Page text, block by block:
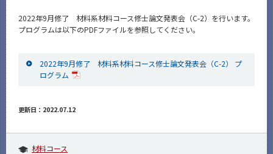
2022年9月修了 材料系材料コース修士論文発表会（C-2）を行います。
プログラムは以下のPDFファイルを参照してください。
2022年9月修了 材料系材料コース修士論文発表会（C-2） プ
ログラム
更新日：2022.07.12
材料コース
サイト構成
CLOSE